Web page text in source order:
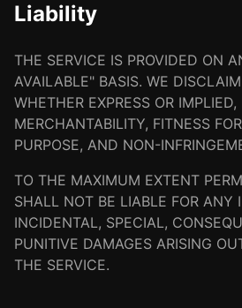
Liability
THE SERVICE IS PROVIDED ON
AVAILABLE" BASIS. WE
WHETHER EXPRESS OR
MERCHANTABILITY, FITNESS
PURPOSE, AND NON-
TO THE MAXIMUM EXTENT
SHALL NOT BE LIABLE FOR ANY
INCIDENTAL, SPECIAL,
PUNITIVE DAMAGES ARISING
THE SERVICE.